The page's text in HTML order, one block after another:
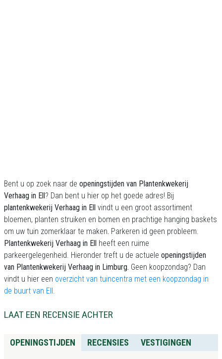
Bent u op zoek naar de openingstijden van Plantenkwekerij
Verhaag in Ell? Dan bent u hier op het goede adres! Bij
plantenkwekerij Verhaag in Ell vindt u een groot assortiment
bloemen, planten struiken en bomen en prachtige hanging baskets
om uw tuin zomerklaar te maken. Parkeren id geen probleem.
Plantenkwekerij Verhaag in Ell heeft een ruime
parkeergelegenheid. Hieronder treft u de actuele openingstijden
van Plantenkwekerij Verhaag in Limburg. Geen koopzondag? Dan
vindt u hier een overzicht van tuincentra met een koopzondag in
de buurt van Ell.
LAAT EEN RECENSIE ACHTER
OPENINGSTIJDEN RECENSIES VESTIGINGEN